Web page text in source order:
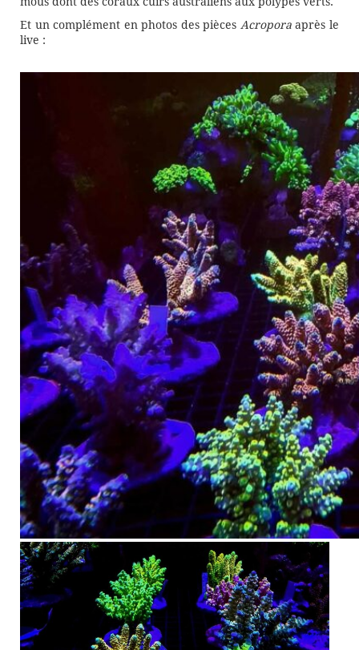
Et un complément en photos des pièces Acroporaaprès le
live :